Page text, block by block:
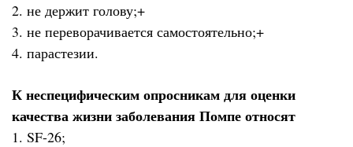
2. не держит голову;+
3. не переворачивается самостоятельно;+
4. парастезии.
К неспецифическим опросникам для оценки
качества жизни заболевания Помпе относят
1. SF-26;